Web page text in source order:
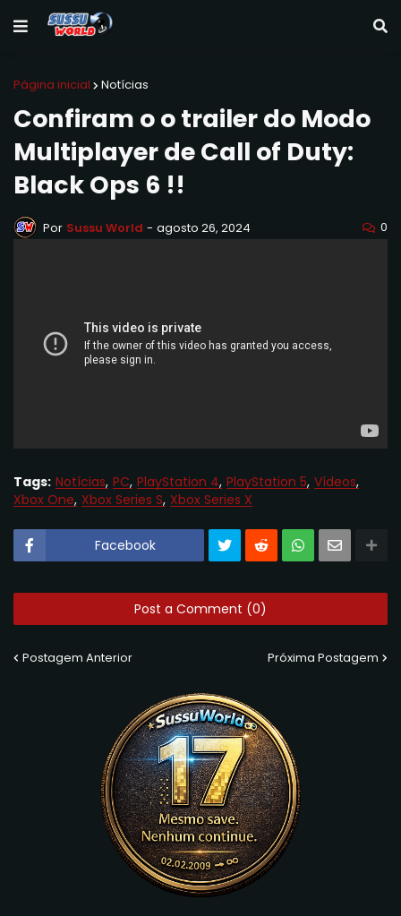
Página inicial Notícias
Confiram o o trailer do Modo
Multiplayer de Call of Duty:
Black Ops 6 !!
Por Sussu World - agosto 26, 2024 0
Tags: Notícias PC PlayStation 4 PlayStation 5 Vídeos
Xbox One Xbox Series S Xbox Series X
Facebook
Post a Comment (0)
Postagem Anterior Próxima Postagem